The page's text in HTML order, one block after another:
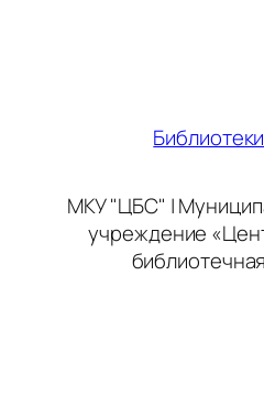
МКУ "ЦБС" |
учреждение